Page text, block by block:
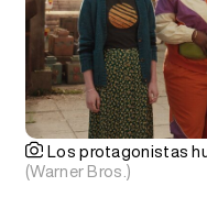
Los protagonistas
(Warner Bros.)